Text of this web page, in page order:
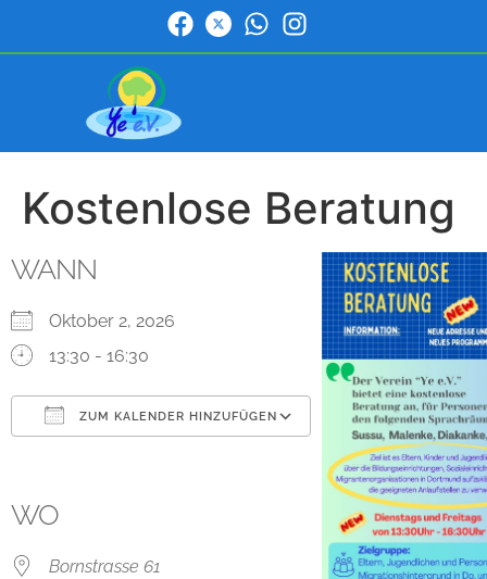
Kostenlose Beratung
WANN
Oktober 2, 2026
13:30 - 16:30
ZUM KALENDER HINZUFÜGEN
Outlook Live
WO
Bornstrasse 61